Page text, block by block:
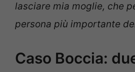
lasciare mia moglie, che
persona più importante
Caso Boccia: